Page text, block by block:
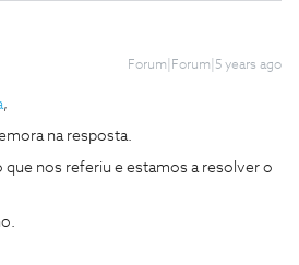
Forum|Forum|5 years ago
,
na resposta.
que nos referiu e estamos a resolver o